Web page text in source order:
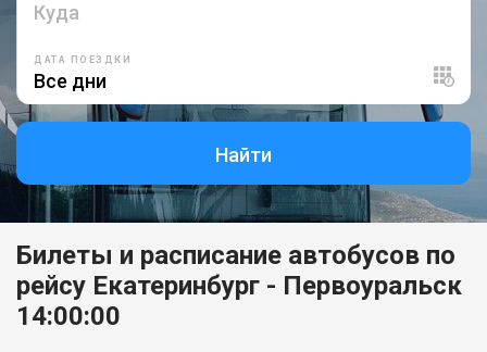
Куда
ДАТА ПОЕЗДКИ
Найти
Билеты и расписание автобусов по
рейсу Екатеринбург - Первоуральск
14:00:00